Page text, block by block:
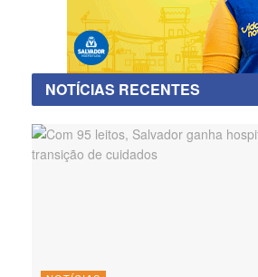
NOTÍCIAS RECENTES